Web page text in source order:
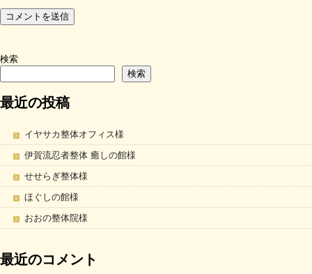
検索
検索
最近の投稿
イヤサカ整体オフィス様
伊賀流忍者整体 癒しの館様
せせらぎ整体様
ほぐしの館様
おおの整体院様
最近のコメント